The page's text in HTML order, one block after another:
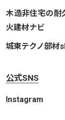
木造非住宅の耐
火建材ナビ
城東テクノ部材
公式SNS
Instagram